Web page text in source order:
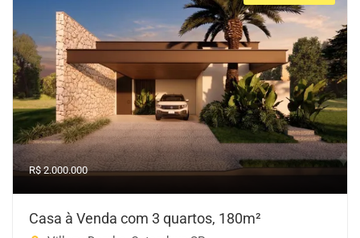
R$ 2.000.000
Casa à Venda com 3 quartos, 180m²